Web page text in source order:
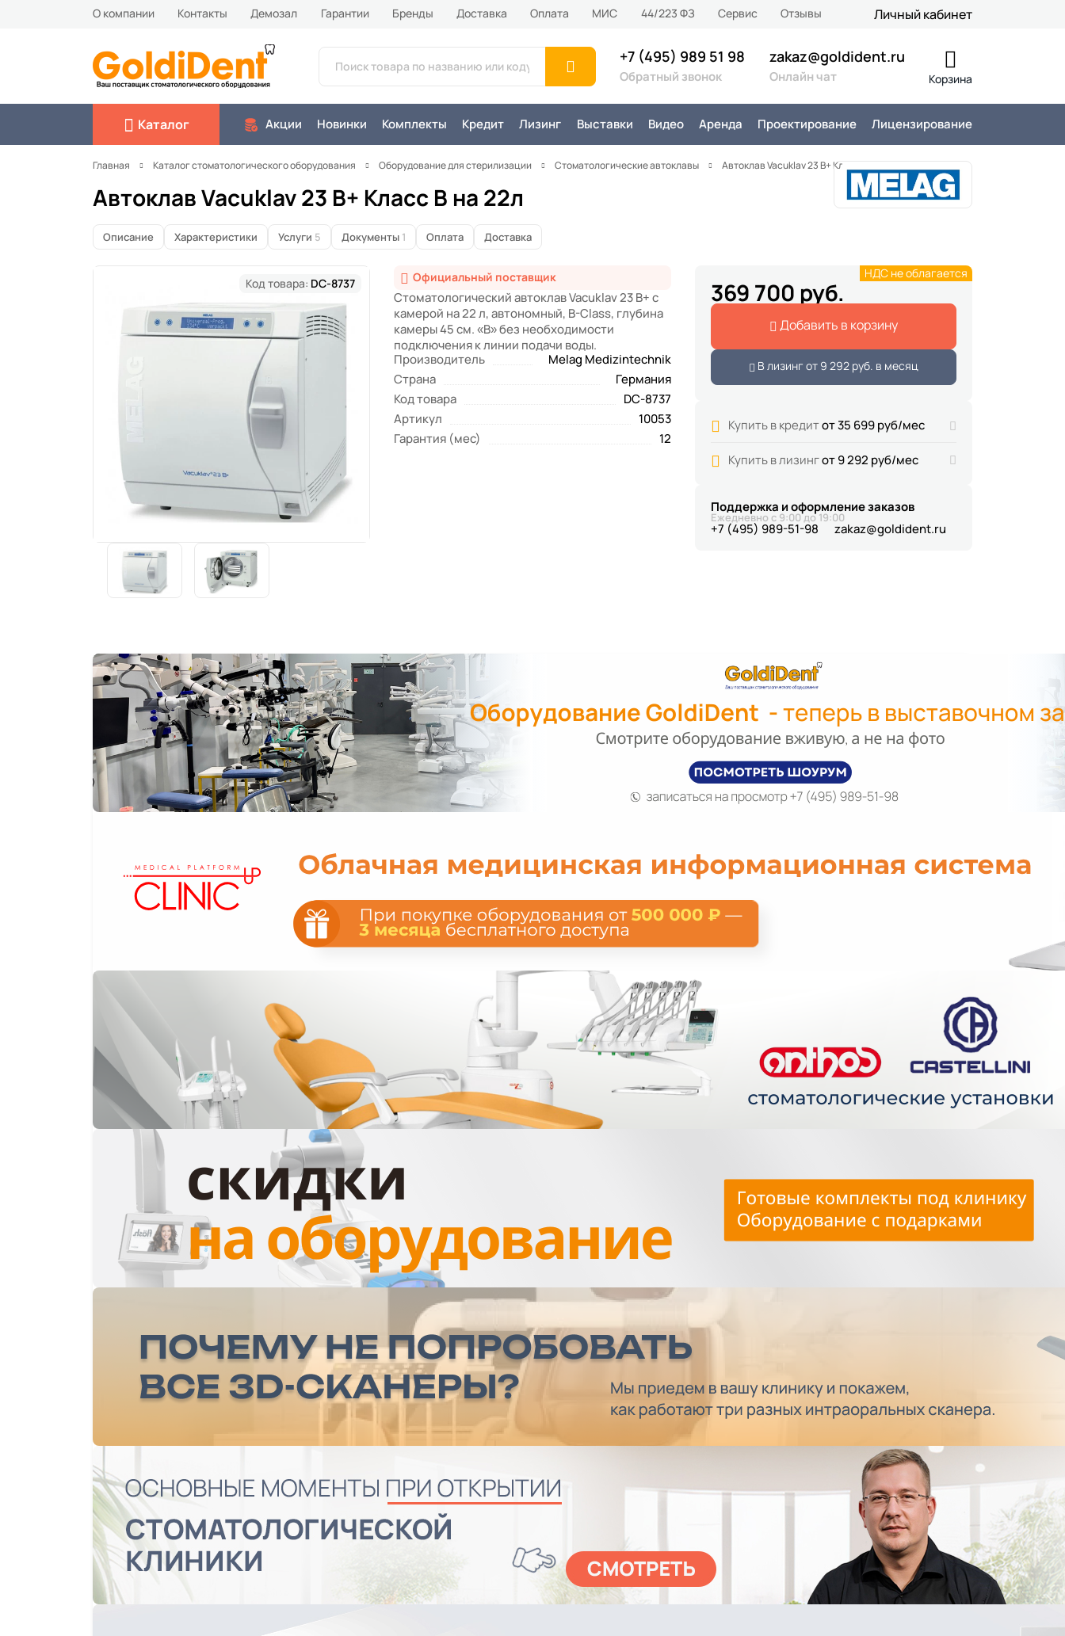
О компании Контакты Демозал Гарантии Бренды Доставка Оплата MИС 44/223 ФЗ Сервис Отзывы Личный кабинет
+7 (495) 989 51 98
Обратный звонок
zakaz@goldident.ru
Онлайн чат Корзина
Каталог Акции Новинки Комплекты Кредит Лизинг Выставки Видео Аренда Проектирование Лицензирование
Главная Каталог стоматологического оборудования Оборудование для стерилизации Стоматологические автоклавы Автоклав Vacuklav 23 B+ Класс B на 22л
Автоклав Vacuklav 23 B+ Класс B на 22л
Описание Характеристики Услуги 5 Документы 1 Оплата Доставка
Код товара: DC-8737 Официальный поставщик
Стоматологический автоклав Vacuklav 23 B+ с
камерой на 22 л, автономный, B-Class, глубина
камеры 45 см. «B» без необходимости
подключения к линии подачи воды.
Производитель
Melag Medizintechnik
Страна
Германия
Код товара
DC-8737
Артикул
10053
Гарантия (мес)
12
369 700 руб.
Добавить в корзину
В лизинг от 9 292 руб. в месяц
НДС не облагается
Купить в кредитот 35 699 руб/мес
Купить в лизингот 9 292 руб/мес
Поддержка и оформление заказов
Ежедневно с 9:00 до 19:00
+7 (495) 989-51-98 zakaz@goldident.ru